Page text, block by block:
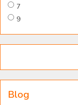
7
9
Blog